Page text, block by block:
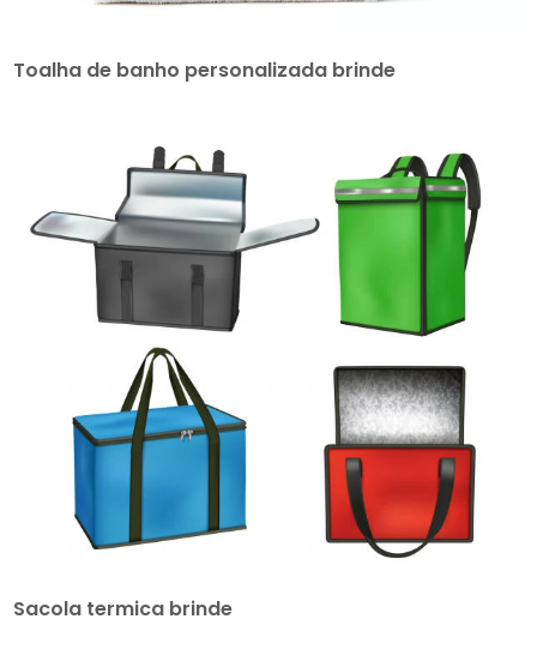
Toalha de banho personalizada brinde
Sacola termica brinde